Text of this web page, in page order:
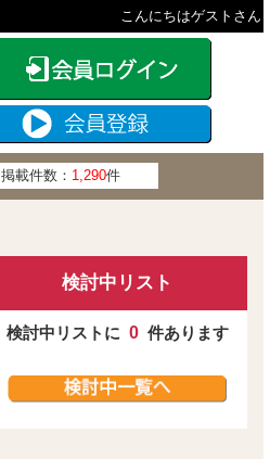
こんにちはゲストさん
掲載件数： 1,290件
検討中リスト
検討中リストに 0 件あります